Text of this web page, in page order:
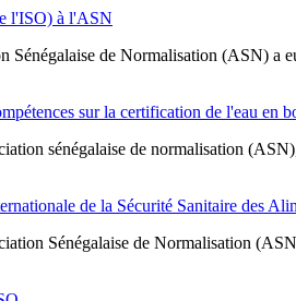
l'ISO) à l'ASN
Sénégalaise de Normalisation (ASN) a
sur la certification de l'eau en
sénégalaise de normalisation
de la Sécurité Sanitaire des
Sénégalaise de Normalisation